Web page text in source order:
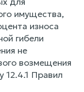
имущества,
износа
гибели
не
возмещения
12.4.1 Правил